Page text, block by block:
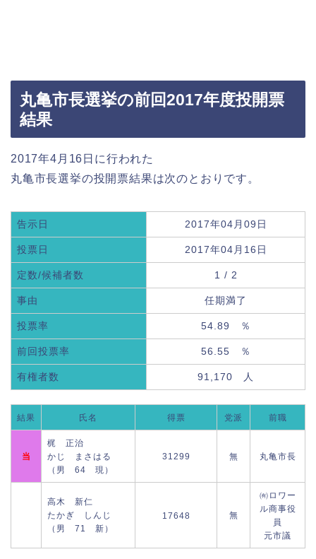
丸亀市長選挙の前回2017年度投開票
結果
2017年4月16日に行われた
丸亀市長選挙の投開票結果は次のとおりです。
告示日 2017年04月09日
投票日 2017年04月16日
定数/候補者数 1 / 2
事由 任期満了
投票率 54.89 ％
前回投票率 56.55 ％
有権者数 91,170 人
結果 氏名 得票 党派 前職
当
梶 正治
かじ まさはる
（男 64 現）
31299 無 丸亀市長
高木 新仁
たかぎ しんじ
（男 71 新）
17648 無
㈲ロワー
ル商事役
員
元市議